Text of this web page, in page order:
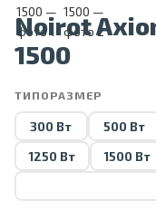
Noirot
1500
ТИПОРАЗМЕР
300 Вт 500 Вт
1250 Вт
1500 Вт